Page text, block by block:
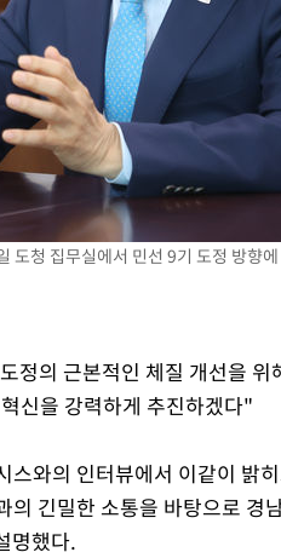
발
장
명은 중태
서 두차
일 후 발
도청 집무실에서 민선 9기 도정 방향
정의 근본적인 체질 개선을 위
신을 강력하게 추진하겠다"
스와의 인터뷰에서 이같이 밝
긴밀한 소통을 바탕으로 경
명했다.